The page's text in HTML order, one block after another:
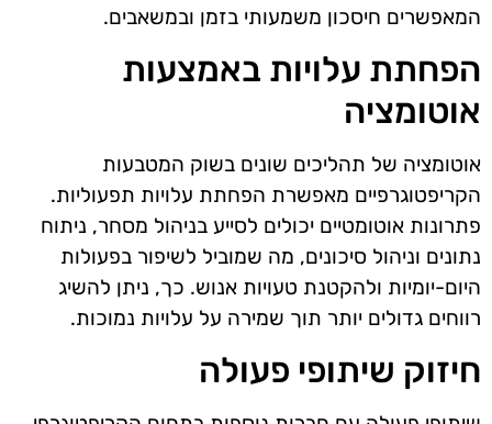
המאפשרים חיסכון משמעותי בזמן ובמשאבים.
הפחתת עלויות באמצעות
אוטומציה
אוטומציה של תהליכים שונים בשוק המטבעות
הקריפטוגרפיים מאפשרת הפחתת עלויות תפעוליות.
פתרונות אוטומטיים יכולים לסייע בניהול מסחר, ניתוח
נתונים וניהול סיכונים, מה שמוביל לשיפור בפעולות
היום-יומיות ולהקטנת טעויות אנוש. כך, ניתן להשיג
רווחים גדולים יותר תוך שמירה על עלויות נמוכות.
חיזוק שיתופי פעולה